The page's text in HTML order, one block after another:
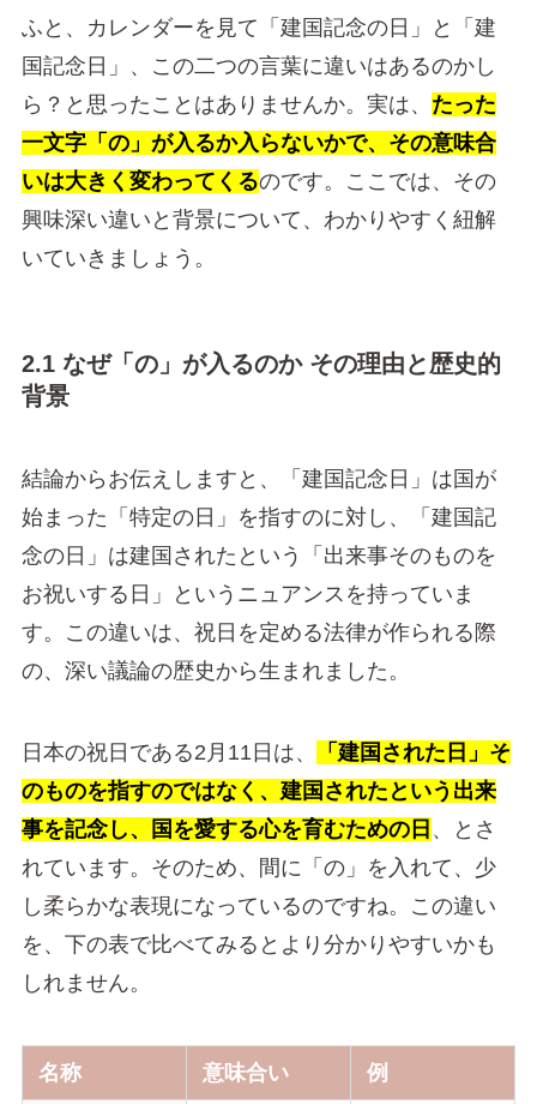
ふと、カレンダーを見て「建国記念の日」と「建
国記念日」、この二つの言葉に違いはあるのかし
ら？と思ったことはありませんか。実は、 たった
一文字「の」が入るか入らないかで、その意味合
いは大きく変わってくるのです。ここでは、その
興味深い違いと背景について、わかりやすく紐解
いていきましょう。
2.1 なぜ「の」が入るのか その理由と歴史的
背景
結論からお伝えしますと、「建国記念日」は国が
始まった「特定の日」を指すのに対し、「建国記
念の日」は建国されたという「出来事そのものを
お祝いする日」というニュアンスを持っていま
す。この違いは、祝日を定める法律が作られる際
の、深い議論の歴史から生まれました。
日本の祝日である2月11日は、
「建国された日」そ
のものを指すのではなく、建国されたという出来
事を記念し、国を愛する心を育むための日 、とさ
れています。そのため、間に「の」を入れて、少
し柔らかな表現になっているのですね。この違い
を、下の表で比べてみるとより分かりやすいかも
しれません。
名称 意味合い 例